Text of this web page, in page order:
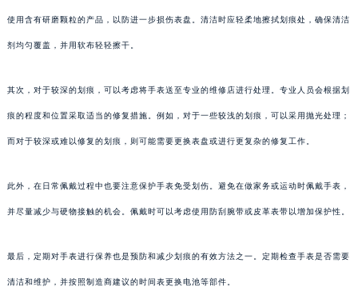
使用含有研磨颗粒的产品，以防进一步损伤表盘。清洁时应轻柔地擦拭划痕处，确保清洁
剂均匀覆盖，并用软布轻轻擦干。
其次，对于较深的划痕，可以考虑将手表送至专业的维修店进行处理。专业人员会根据划
痕的程度和位置采取适当的修复措施。例如，对于一些较浅的划痕，可以采用抛光处理；
而对于较深或难以修复的划痕，则可能需要更换表盘或进行更复杂的修复工作。
此外，在日常佩戴过程中也要注意保护手表免受划伤。避免在做家务或运动时佩戴手表，
并尽量减少与硬物接触的机会。佩戴时可以考虑使用防刮腕带或皮革表带以增加保护性。
最后，定期对手表进行保养也是预防和减少划痕的有效方法之一。定期检查手表是否需要
清洁和维护，并按照制造商建议的时间表更换电池等部件。